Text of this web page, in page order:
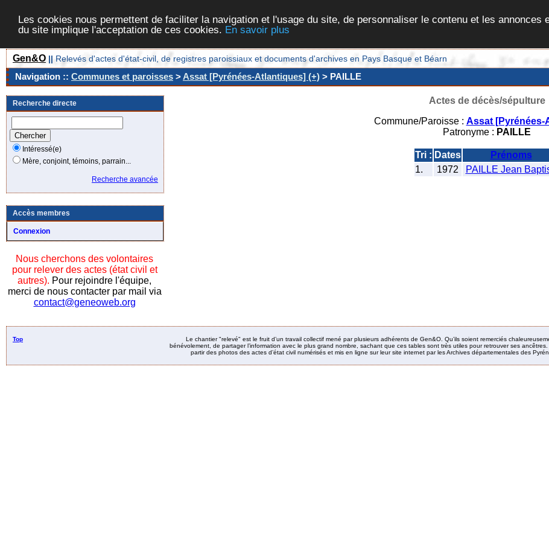
Les cookies nous permettent de faciliter la navigation et l'usage du site, de personnaliser le contenu et les annonces
du site implique l'acceptation de ces cookies. En savoir plus
Gen&O || Relevés d'actes d'état-civil, de registres paroissiaux et documents d'archives en Pays Basque et Béarn
Navigation :: Communes et paroisses >Assat [Pyrénées-Atlantiques] (+) > PAILLE
Recherche directe
Intéressé(e)
Mère, conjoint, témoins, parrain...
Recherche avancée
Accès membres
Connexion
Nous cherchons des volontaires
pour relever des actes (état civil et
autres). Pour rejoindre l'équipe,
merci de nous contacter par mail via
contact@geneoweb.org
Actes de décès/sépulture
Commune/Paroisse : Assat [Pyrénées-
Patronyme : PAILLE
Tri : Dates
Prénoms
1.
1972 PAILLE Jean
Top
Le chantier "relevé" est le fruit d’un travail collectif mené par plusieurs adhérents de Gen&O. Qu’ils soient remerciés
bénévolement, de partager l’information avec le plus grand nombre, sachant que ces tables sont très utiles pour retrouver ses
partir des photos des actes d’état civil numérisés et mis en ligne sur leur site internet par les Archives départementales des